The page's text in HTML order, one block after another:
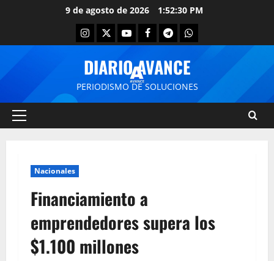
9 de agosto de 2026 1:52:31 PM
DIARIO AVANCE
PERIODISMO DE SOLUCIONES
Nacionales
Financiamiento a
emprendedores supera los
$1.100 millones